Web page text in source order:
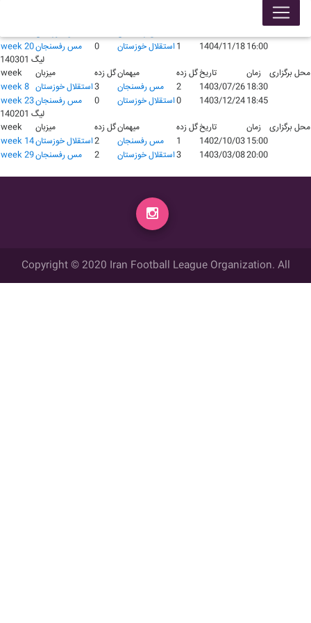
محل برگزاری
week 20مس رفسنجان 0 استقلال خوزستان1 1404/11/1816:00
لیگ 140301
week
میزبان گل زدهمیهمان گل زدهتاریخ زمان
محل برگزاری
week 8 استقلال خوزستان3 مس رفسنجان 2 1403/07/2618:30
week 23مس رفسنجان 0 استقلال خوزستان0 1403/12/2418:45
لیگ 140201
week
میزبان گل زدهمیهمان گل زدهتاریخ زمان
محل برگزاری
week 14استقلال خوزستان2 مس رفسنجان 1 1402/10/0315:00
week 29مس رفسنجان 2 استقلال خوزستان3 1403/03/0820:00
Copyright © 2020 Iran Football League Organization. All